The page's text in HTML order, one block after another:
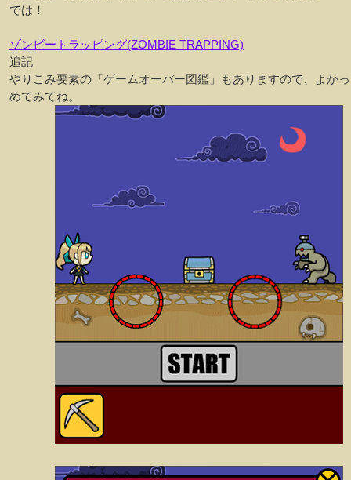
では！
ゾンビートラッピング(ZOMBIE TRAPPING)
追記
やりこみ要素の「ゲームオーバー図鑑」もありますので、よか
めてみてね。